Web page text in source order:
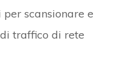
scansionare e
traffico di rete